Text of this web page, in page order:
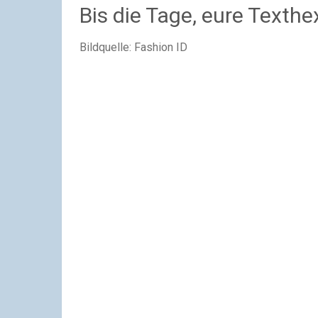
Bis die Tage, eure
Bildquelle: Fashion ID